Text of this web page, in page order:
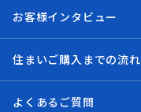
お客様インタビュー
住まいご購入までの流れ
よくあるご質問